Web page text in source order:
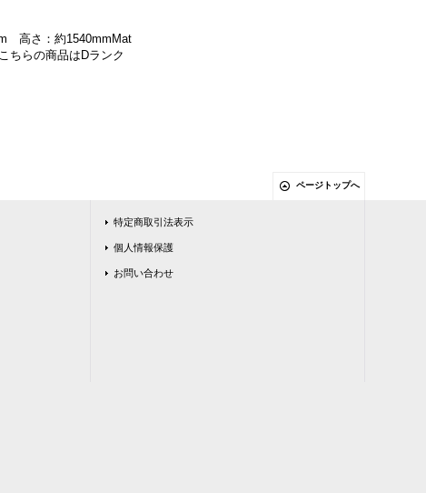
高さ：約1540mmMat
ちらの商品はDランク
ページトップへ
特定商取引法表示
個人情報保護
お問い合わせ